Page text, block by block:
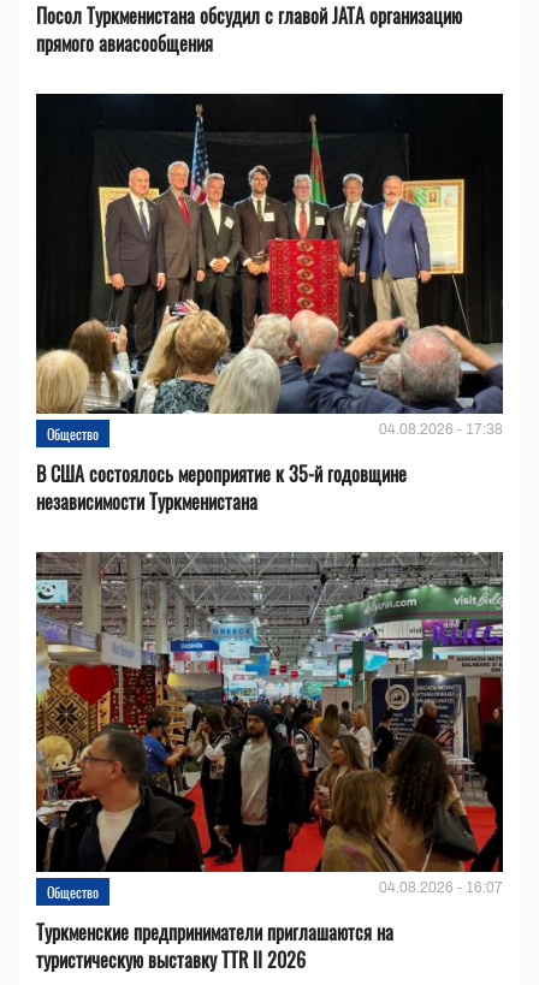
Посол Туркменистана обсудил с главой JATA организацию
прямого авиасообщения
Общество 04.08.2026 - 17:38
В США состоялось мероприятие к 35-й годовщине
независимости Туркменистана
Общество 04.08.2026 - 16:07
Туркменские предприниматели приглашаются на
туристическую выставку TTR II 2026